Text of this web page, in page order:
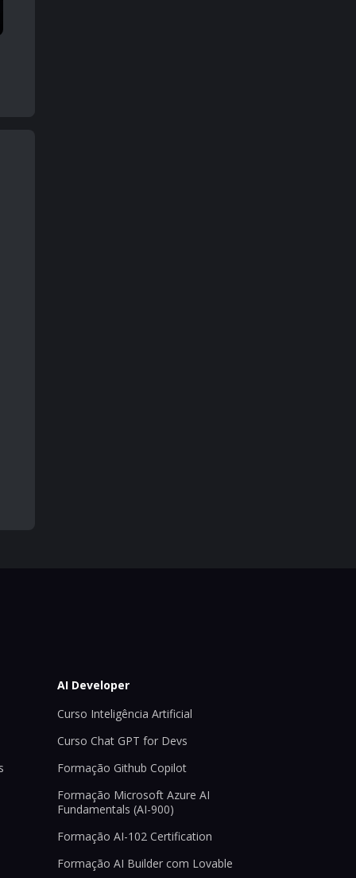
AI Developer
Curso Inteligência Artificial
Curso Chat GPT for Devs
Formação Github Copilot
Formação Microsoft Azure AI
Fundamentals (AI-900)
Formação AI-102 Certification
Formação AI Builder com Lovable